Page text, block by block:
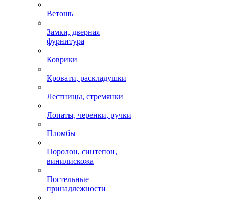
Ветошь
Замки, дверная
фурнитура
Коврики
Кровати, раскладушки
Лестницы, стремянки
Лопаты, черенки, ручки
Пломбы
Поролон, синтепон,
винилискожа
Постельные
принадлежности